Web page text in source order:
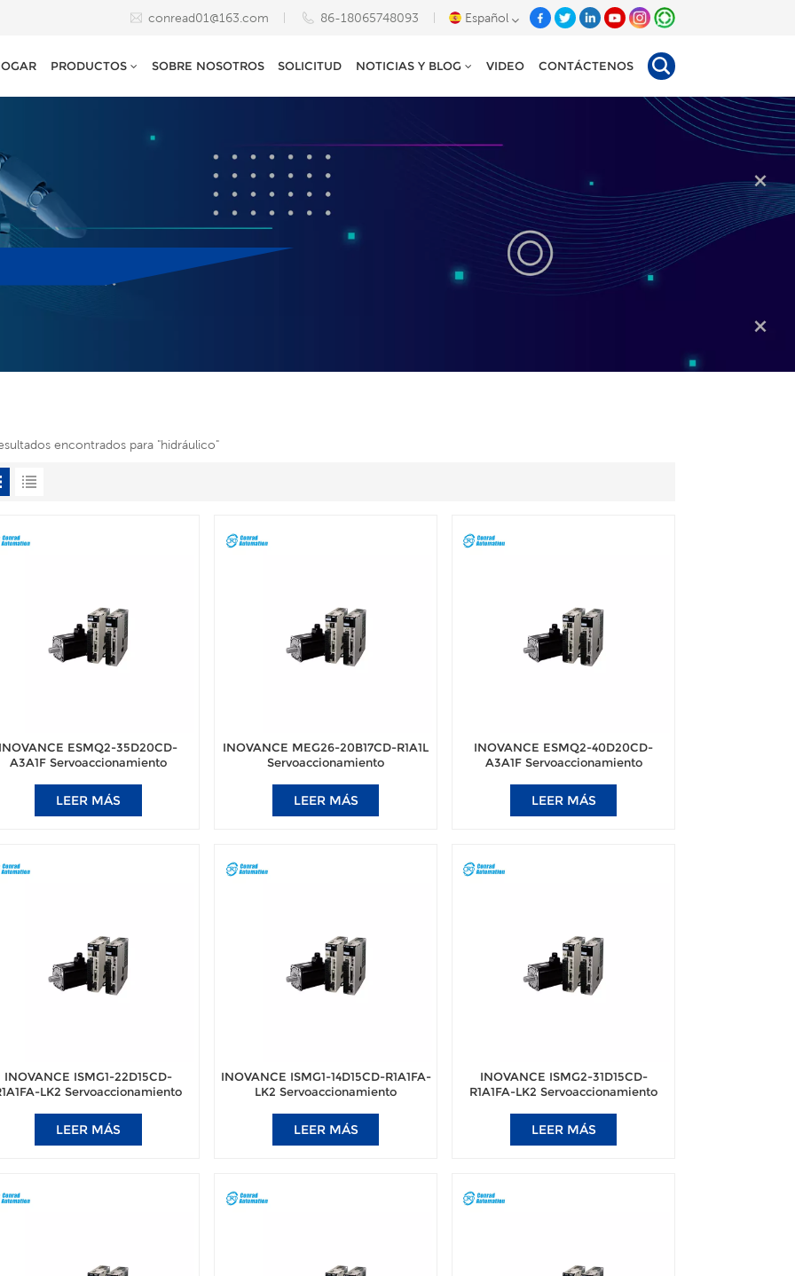
conread01@163.com 86-18065748093 Español
English
Español
Tiếng Việt
PRODUCTOS SOBRE NOSOTROS SOLICITUD NOTICIAS Y BLOG VIDEO CONTÁCTENOS
encontrados para "hidráulico"
INOVANCE ESMQ2-35D20CD-
A3A1F Servoaccionamiento
moldeo por inyección
LEER MÁS
INOVANCE MEG26-20B17CD-R1A1L
Servoaccionamiento
moldeo por inyección
LEER MÁS
INOVANCE ESMQ2-40D20CD-
A3A1F Servoaccionamiento
moldeo por inyección
LEER MÁS
INOVANCE ISMG1-22D15CD-
LK2 Servoaccionamiento
moldeo por inyección
LEER MÁS
INOVANCE ISMG1-14D15CD-R1A1FA-
LK2 Servoaccionamiento
moldeo por inyección
LEER MÁS
INOVANCE ISMG2-31D15CD-
R1A1FA-LK2 Servoaccionamiento
moldeo por inyección
LEER MÁS